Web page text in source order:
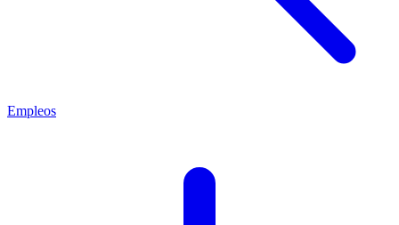
Empleos